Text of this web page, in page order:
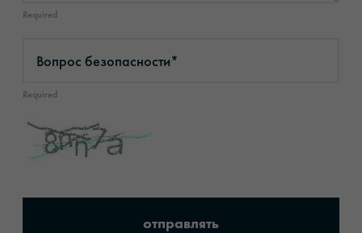
Required
Вопрос безопасности*
Required
отправлять